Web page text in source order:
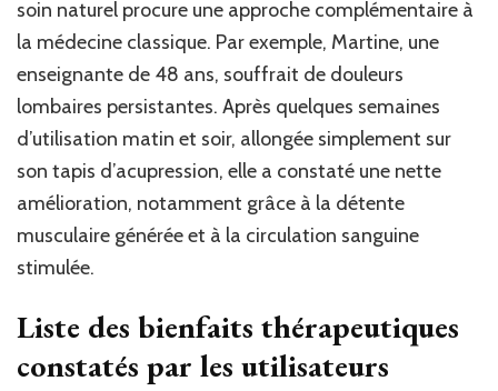
soin naturel procure une approche complémentaire à
la médecine classique. Par exemple, Martine, une
enseignante de 48 ans, souffrait de douleurs
lombaires persistantes. Après quelques semaines
d’utilisation matin et soir, allongée simplement sur
son tapis d’acupression, elle a constaté une nette
amélioration, notamment grâce à la détente
musculaire générée et à la circulation sanguine
stimulée.
Liste des bienfaits thérapeutiques
constatés par les utilisateurs